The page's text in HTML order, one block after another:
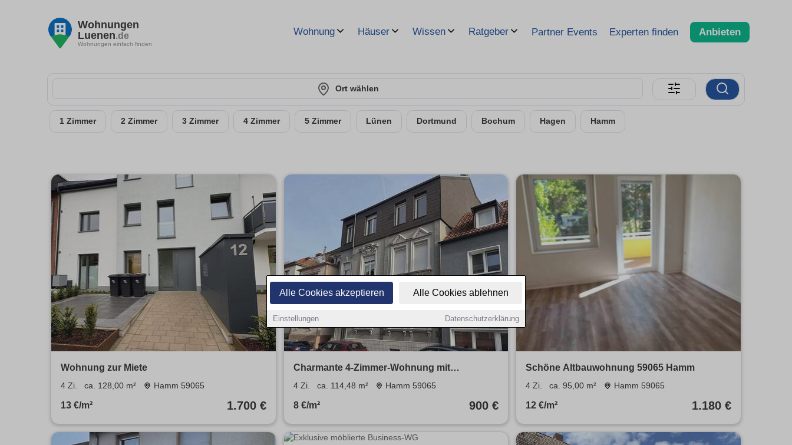
Alle Cookies akzeptieren Alle Cookies ablehnen
Einstellungen Datenschutzerklärung
Wohnungen
Luenen.de
Wohnungen einfach finden
Wohnung Häuser Wissen Ratgeber Partner Events Experten finden Anbieten
Ort wählen
1 Zimmer 2 Zimmer 3 Zimmer 4 Zimmer 5 Zimmer Lünen Dortmund Bochum Hagen Hamm
Wohnung zur Miete
4 Zi. ca. 128,00 m² Hamm 59065
13 €/m² 1.700 €
Charmante 4-Zimmer-Wohnung mit
Altbaucharme und Gäste-WC in der Hammer
4 Zi. ca. 114,48 m² Hamm 59065
8 €/m² 900 €
Schöne Altbauwohnung 59065 Hamm
4 Zi. ca. 95,00 m² Hamm 59065
12 €/m² 1.180 €